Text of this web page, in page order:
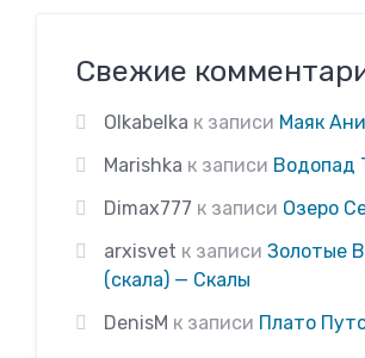
Свежие
Olkabelka к записи Маяк
Marishka к записи Водопад
Dimax777 к записи Озеро
arxisvet к записиЗолотые
(скала) — Скалы
DenisM к записи Плато